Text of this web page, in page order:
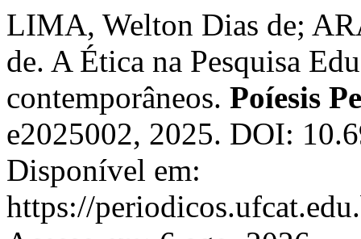
LIMA, Welton Dias de;
de. A Ética na Pesquisa
contemporâneos. Poíesis
e2025002, 2025. DOI:
Disponível em:
https://